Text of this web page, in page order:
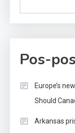
Pos-
Europe’s
Should
Arkansas